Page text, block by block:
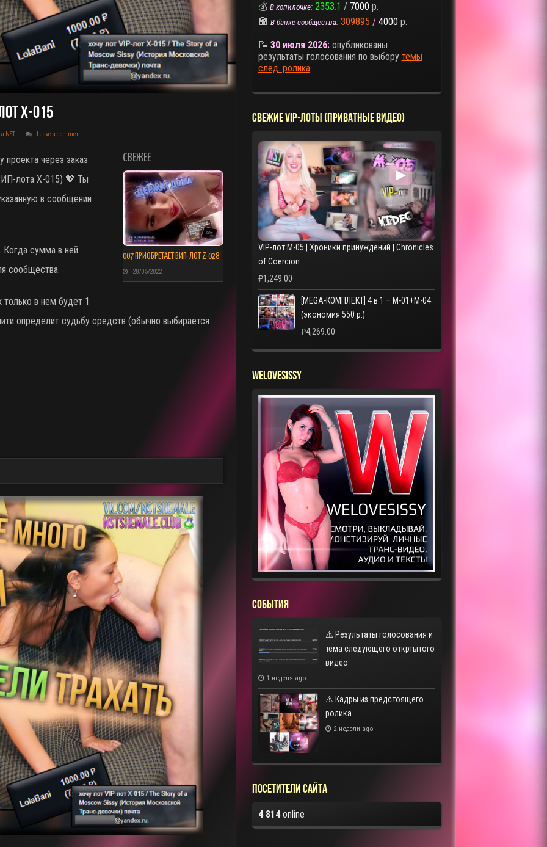
X-015
NST Leave a comment
СВЕЖЕЕ
007 ПРИОБРЕТАЕТ ВИП-ЛОТ Z-028
28/05/2022
проекта через заказ
лота X-015) 💖 Ты
в сообщении
Когда сумма в ней
сообщества.
в нем будет 1
определит судьбу средств (обычно выбирается
💰 В копилочке: 2353.1 / 7000 р.
🏦 В банке сообщества: 309895 / 4000 р.
📝 30 июля 2026:опубликованы
результаты голосования по выбору темы
след. ролика
СВЕЖИЕ VIP-ЛОТЫ (ПРИВАТНЫЕ ВИДЕО)
▶
VIP-лот M-05 | Хроники принуждений | Chronicles
of Coercion
₽1,249.00
[MEGA-КОМПЛЕКТ] 4 в 1 – M-01+M-04
(экономия 550 р.)
₽4,269.00
WELOVESISSY
СОБЫТИЯ
⚠️ Результаты голосования и
тема следующего откртытого
видео
1 неделя ago
⚠️ Кадры из предстоящего
ролика
2 недели ago
Посетители сайта
4 814online